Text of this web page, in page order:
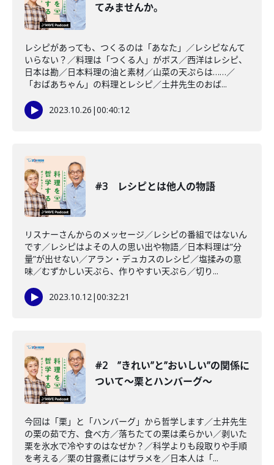
てみませんか。
レシピがあっても、つくるのは「あなた」／レシピなんて
いらない？／料理は「つくる人」がボス／西洋はレシピ、
日本は勘／日本料理の油と素材／山菜の天ぷらは……／
「おばあちゃん」の料理とレシピ／土井先生のおば...
2023.10.26 |00:40:12
#3 レシピとは他人の物語
リスナーさんからのメッセージ／レシピの番組ではないん
です／レシピはよその人の思い出や物語／日本料理は”分
量”が出せない／アラン・デュカスのレシピ／塩揉みの意
味／むずかしい天ぷら、作りやすい天ぷら／切り...
2023.10.12|00:32:21
#2 ”きれい”と”おいしい”の関係に
ついて〜栗とハンバーグ〜
今回は「栗」と「ハンバーグ」から哲学します／土井先生
の栗の茹で方、食べ方／落ちたての栗は柔らかい／剥いた
栗を氷水で冷やすのはなぜか？／科学よりも段取りや手順
を考える／栗の甘露煮にはザラメを／日本人は「...